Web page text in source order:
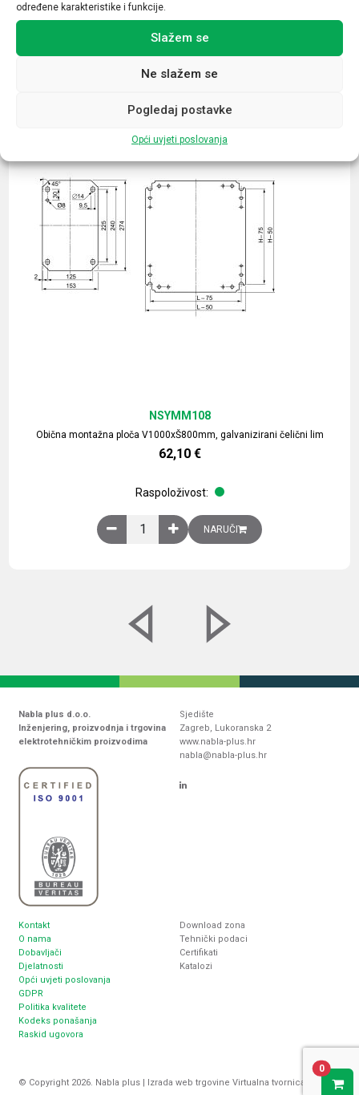
određene karakteristike i funkcije.
Slažem se
Ne slažem se
Pogledaj postavke
Opći uvjeti poslovanja
Povezani proizvodi
Obična montažna ploča V1000xŠ800mm, galvanizirani čelični lim
NSYMM108
62,10 €
Raspoloživost:
Obična montažna ploča V1000xŠ800mm,
NARUČI
Nabla plus d.o.o.
Inženjering, proizvodnja i trgovina
elektrotehničkim proizvodima
Sjedište
Zagreb, Lukoranska 2
www.nabla-plus.hr
nabla@nabla-plus.hr
Kontakt
O nama
Dobavljači
Djelatnosti
Opći uvjeti poslovanja
GDPR
Politika kvalitete
Kodeks ponašanja
Raskid ugovora
Download zona
Tehnički podaci
Certifikati
Katalozi
© Copyright 2026. Nabla plus | Izrada web trgovine Virtualna tvornica
0